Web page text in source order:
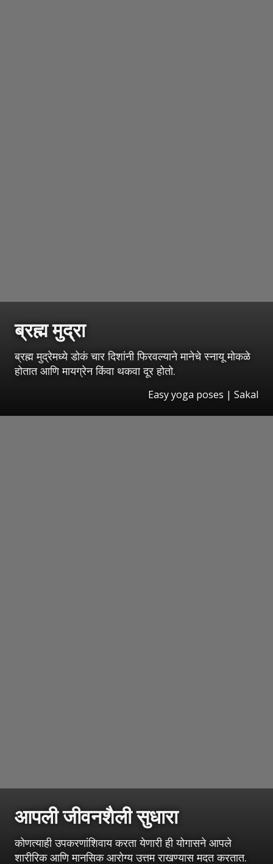
ब्रह्म मुद्रा
ब्रह्म मुद्रेमध्ये डोकं चार दिशांनी फिरवल्याने मानेचे स्नायू मोकळे
होतात आणि मायग्रेन किंवा थकवा दूर होतो.
Easy yoga poses | Sakal
आपली जीवनशैली सुधारा
कोणत्याही उपकरणांशिवाय करता येणारी ही योगासने आपले
शारीरिक आणि मानसिक आरोग्य उत्तम राखण्यास मदत करतात.